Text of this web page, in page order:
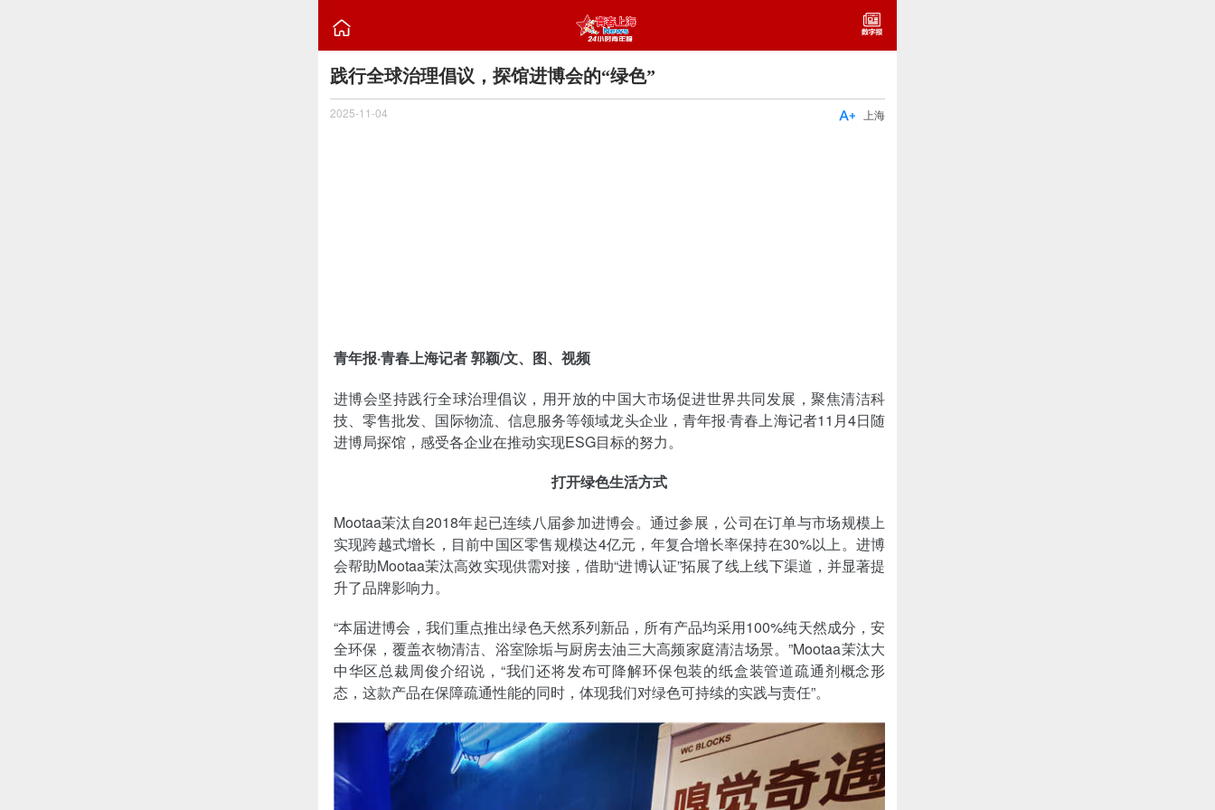

践行全球治理倡议，探馆进博会的“绿色”
2025-11-04 上海

青年报·青春上海记者 郭颖/文、图、视频
进博会坚持践行全球治理倡议，用开放的中国大市场促进世界共同发展，聚焦清洁科
技、零售批发、国际物流、信息服务等领域龙头企业，青年报·青春上海记者11月4日随
进博局探馆，感受各企业在推动实现ESG目标的努力。
打开绿色生活方式
Mootaa茉汰自2018年起已连续八届参加进博会。通过参展，公司在订单与市场规模上
实现跨越式增长，目前中国区零售规模达4亿元，年复合增长率保持在30%以上。进博
会帮助Mootaa茉汰高效实现供需对接，借助“进博认证”拓展了线上线下渠道，并显著提
升了品牌影响力。
“本届进博会，我们重点推出绿色天然系列新品，所有产品均采用100%纯天然成分，安
全环保，覆盖衣物清洁、浴室除垢与厨房去油三大高频家庭清洁场景。”Mootaa茉汰大
中华区总裁周俊介绍说，“我们还将发布可降解环保包装的纸盒装管道疏通剂概念形
态，这款产品在保障疏通性能的同时，体现我们对绿色可持续的实践与责任”。